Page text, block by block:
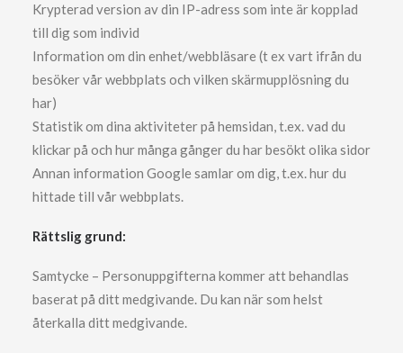
Krypterad version av din IP-adress som inte är kopplad
till dig som individ
Information om din enhet/webbläsare (t ex vart ifrån du
besöker vår webbplats och vilken skärmupplösning du
har)
Statistik om dina aktiviteter på hemsidan, t.ex. vad du
klickar på och hur många gånger du har besökt olika sidor
Annan information Google samlar om dig, t.ex. hur du
hittade till vår webbplats.
Rättslig grund:
Samtycke – Personuppgifterna kommer att behandlas
baserat på ditt medgivande. Du kan när som helst
återkalla ditt medgivande.